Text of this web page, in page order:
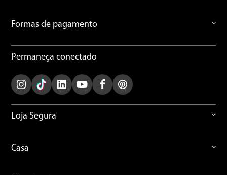
Formas de pagamento
Permaneça conectado
Loja Segura
Casa